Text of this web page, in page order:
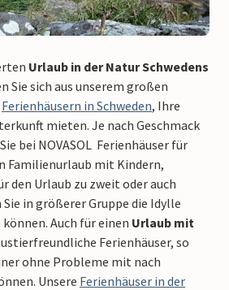
Urlaub in der Natur Schwedens
Sie sich aus unserem großen
Ferienhäusern in Schweden, Ihre
mieten. Je nach Geschmack
bei NOVASOL Ferienhäuser für
Familienurlaub mit Kindern,
den Urlaub zu zweit oder auch
in größerer Gruppe die Idylle
Auch für einen Urlaub mit
Ferienhäuser, so
ohne Probleme mit nach
Unsere Ferienhäuser in der